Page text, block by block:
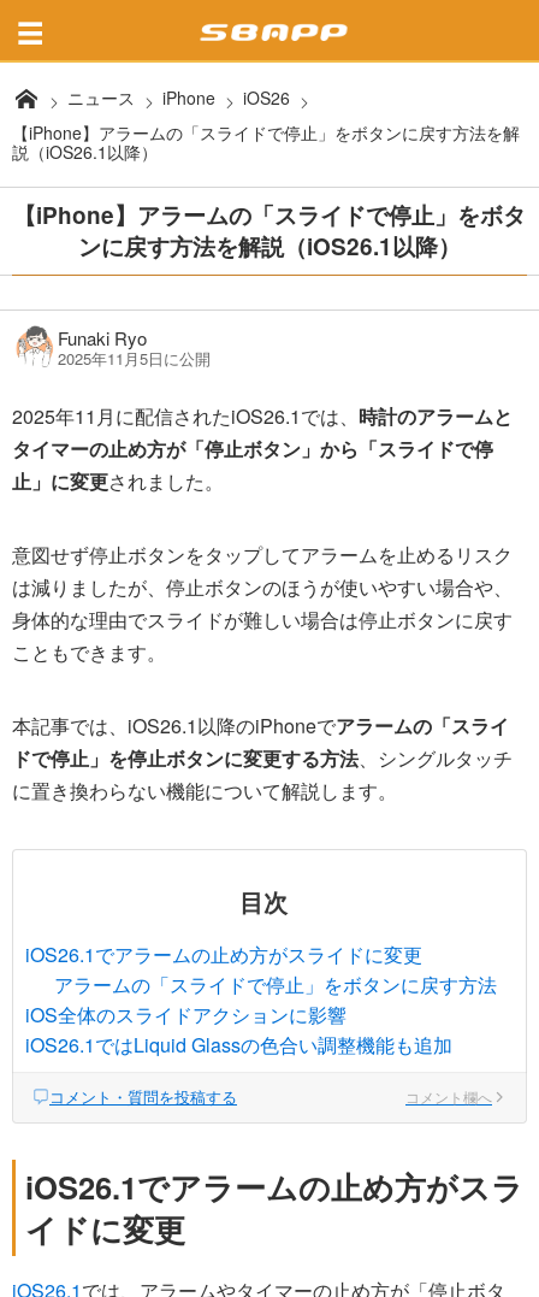
ニュース iPhone
iOS26
【iPhone】アラームの「スライドで停止」をボタンに戻す方法を解
説（iOS26.1以降）
【iPhone】アラームの「スライドで停止」をボタ
ンに戻す方法を解説（iOS26.1以降）
Funaki Ryo
2025年11月5日に公開
2025年11月に配信されたiOS26.1では、 時計のアラームと
タイマーの止め方が「停止ボタン」から「スライドで停
止」に変更されました。
意図せず停止ボタンをタップしてアラームを止めるリスク
は減りましたが、停止ボタンのほうが使いやすい場合や、
身体的な理由でスライドが難しい場合は停止ボタンに戻す
こともできます。
本記事では、iOS26.1以降のiPhoneでアラームの「スライ
ドで停止」を停止ボタンに変更する方法、シングルタッチ
に置き換わらない機能について解説します。
目次
iOS26.1でアラームの止め方がスライドに変更
アラームの「スライドで停止」をボタンに戻す方法
iOS全体のスライドアクションに影響
iOS26.1ではLiquid Glassの色合い調整機能も追加
コメント・質問を投稿する コメント欄へ
iOS26.1でアラームの止め方がスラ
イドに変更
iOS26.1では、アラームやタイマーの止め方が「停止ボタ